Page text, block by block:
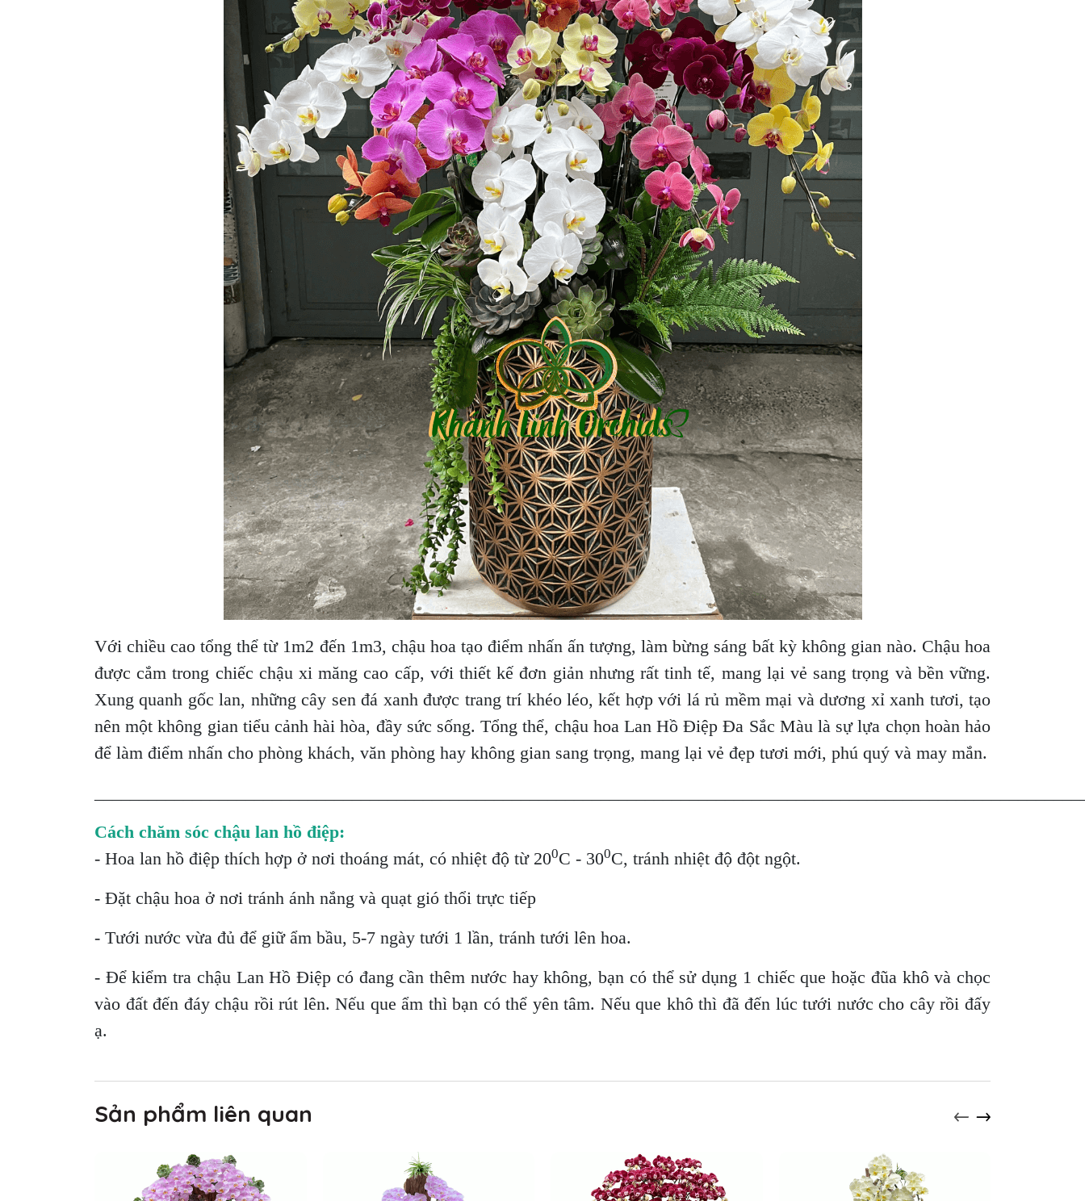
Với chiều cao tổng thể từ 1m2 đến 1m3, chậu hoa tạo điểm nhấn ấn tượng, làm bừng sáng bất kỳ không gian nào. Chậu hoa
được cắm trong chiếc chậu xi măng cao cấp, với thiết kế đơn giản nhưng rất tinh tế, mang lại vẻ sang trọng và bền vững.
Xung quanh gốc lan, những cây sen đá xanh được trang trí khéo léo, kết hợp với lá rủ mềm mại và dương xỉ xanh tươi, tạo
nên một không gian tiểu cảnh hài hòa, đầy sức sống. Tổng thể, chậu hoa Lan Hồ Điệp Đa Sắc Màu là sự lựa chọn hoàn hảo
để làm điểm nhấn cho phòng khách, văn phòng hay không gian sang trọng, mang lại vẻ đẹp tươi mới, phú quý và may mắn.
Cách chăm sóc chậu lan hồ điệp:
- Hoa lan hồ điệp thích hợp ở nơi thoáng mát, có nhiệt độ từ 200C - 300C, tránh nhiệt độ đột ngột.
- Đặt chậu hoa ở nơi tránh ánh nắng và quạt gió thổi trực tiếp
- Tưới nước vừa đủ để giữ ẩm bầu, 5-7 ngày tưới 1 lần, tránh tưới lên hoa.
- Để kiểm tra chậu Lan Hồ Điệp có đang cần thêm nước hay không, bạn có thể sử dụng 1 chiếc que hoặc đũa khô và chọc
vào đất đến đáy chậu rồi rút lên. Nếu que ẩm thì bạn có thể yên tâm. Nếu que khô thì đã đến lúc tưới nước cho cây rồi đấy
ạ.
Sản phẩm liên quan